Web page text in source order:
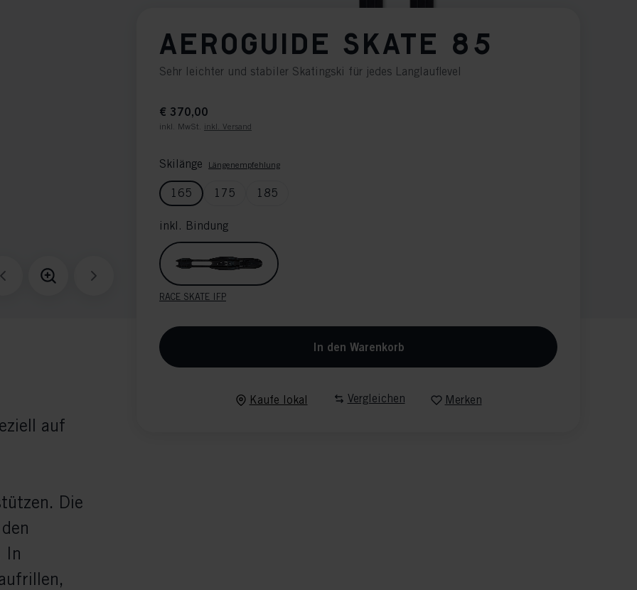
AEROGUIDE SKATE 85
Sehr leichter und stabiler Skatingski für jedes Langlauflevel
€ 370,00
inkl. MwSt. inkl. Versand
Skilänge Längenempfehlung
165 175 185
inkl. Bindung
RACE SKATE IFP
In den Warenkorb
Kaufe lokal Vergleichen Merken
auf
Die
In